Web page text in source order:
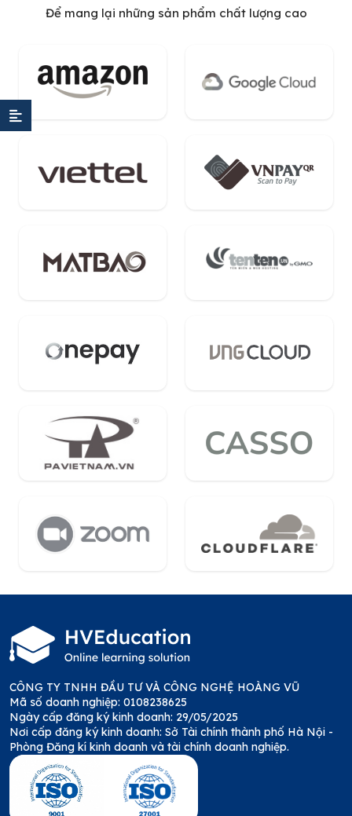
Để mang lại những sản phẩm chất lượng cao
CÔNG TY TNHH ĐẦU TƯ VÀ CÔNG NGHỆ HOÀNG VŨ
Mã số doanh nghiệp: 0108238625
Ngày cấp đăng ký kinh doanh: 29/05/2025
Nơi cấp đăng ký kinh doanh: Sở Tài chính thành phố Hà Nội -
Phòng Đăng kí kinh doanh và tài chính doanh nghiệp.